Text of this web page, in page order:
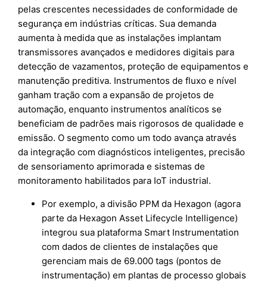
pelas crescentes necessidades de conformidade de
segurança em indústrias críticas. Sua demanda
aumenta à medida que as instalações implantam
transmissores avançados e medidores digitais para
detecção de vazamentos, proteção de equipamentos e
manutenção preditiva. Instrumentos de fluxo e nível
ganham tração com a expansão de projetos de
automação, enquanto instrumentos analíticos se
beneficiam de padrões mais rigorosos de qualidade e
emissão. O segmento como um todo avança através
da integração com diagnósticos inteligentes, precisão
de sensoriamento aprimorada e sistemas de
monitoramento habilitados para IoT industrial.
Por exemplo, a divisão PPM da Hexagon (agora
parte da Hexagon Asset Lifecycle Intelligence)
integrou sua plataforma Smart Instrumentation
com dados de clientes de instalações que
gerenciam mais de 69.000 tags (pontos de
instrumentação) em plantas de processo globais